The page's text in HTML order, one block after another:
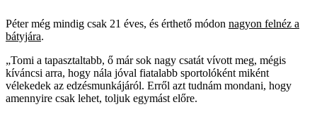
Péter még mindig csak 21 éves, és érthető módon nagyon felnéz a
bátyjára.
„Tomi a tapasztaltabb, ő már sok nagy csatát vívott meg, mégis
kíváncsi arra, hogy nála jóval fiatalabb sportolóként miként
vélekedek az edzésmunkájáról. Erről azt tudnám mondani, hogy
amennyire csak lehet, toljuk egymást előre.